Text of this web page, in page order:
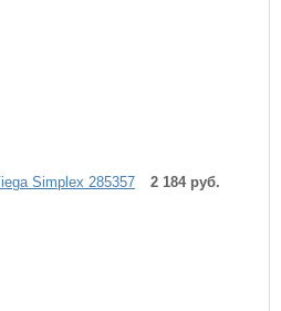
Simplex 285357 2 184 руб.